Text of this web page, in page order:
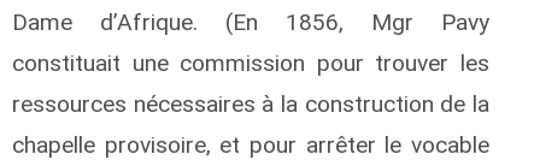
Dame d’Afrique. (En 1856, Mgr Pavy
constituait une commission pour trouver les
ressources nécessaires à la construction de la
chapelle provisoire, et pour arrêter le vocable